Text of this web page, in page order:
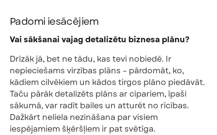
Padomi iesācējiem
Vai sākšanai vajag detalizētu biznesa plānu?
Drīzāk jā, bet ne tādu, kas tevi nobiedē. Ir
nepieciešams virzības plāns – pārdomāt, ko,
kādiem cilvēkiem un kādos tirgos plāno piedāvāt.
Taču pārāk detalizēts plāns ar cipariem, īpaši
sākumā, var radīt bailes un atturēt no rīcības.
Dažkārt neliela nezināšana par visiem
iespējamiem šķēršļiem ir pat svētīga.